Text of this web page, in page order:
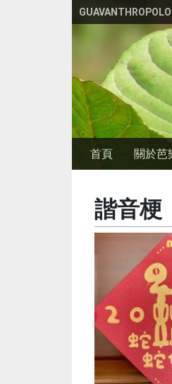
首頁 關於芭
諧音梗